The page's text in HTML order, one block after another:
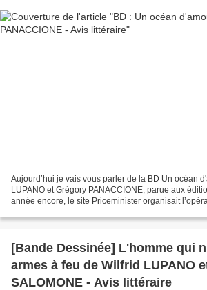
Aujourd’hui je vais vous parler de la BD Un océan
LUPANO et Grégory PANACCIONE, parue aux
année encore, le site Priceminister organisait
[Bande Dessinée] L'homme qui
armes à feu de Wilfrid LUPANO
SALOMONE - Avis littéraire